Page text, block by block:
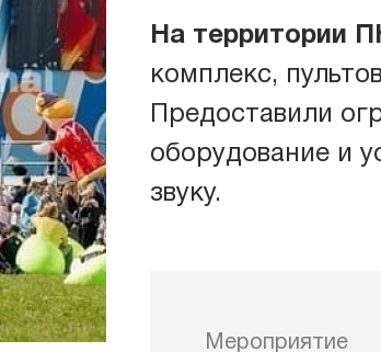
комплексы
На территории
комплекс,
Предоставили
оборудование и
звуку.
Мероприятие